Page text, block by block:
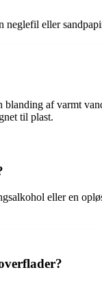
eller
af varmt
til plast.
eller en